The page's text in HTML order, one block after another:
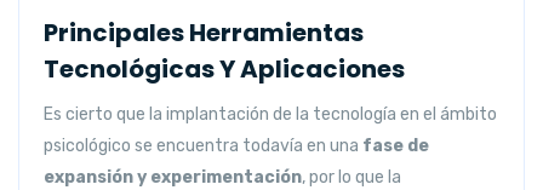
Principales Herramientas
Tecnológicas Y Aplicaciones
Es cierto que la implantación de la tecnología en el ámbito
psicológico se encuentra todavía en una fase de
expansión y experimentación, por lo que la